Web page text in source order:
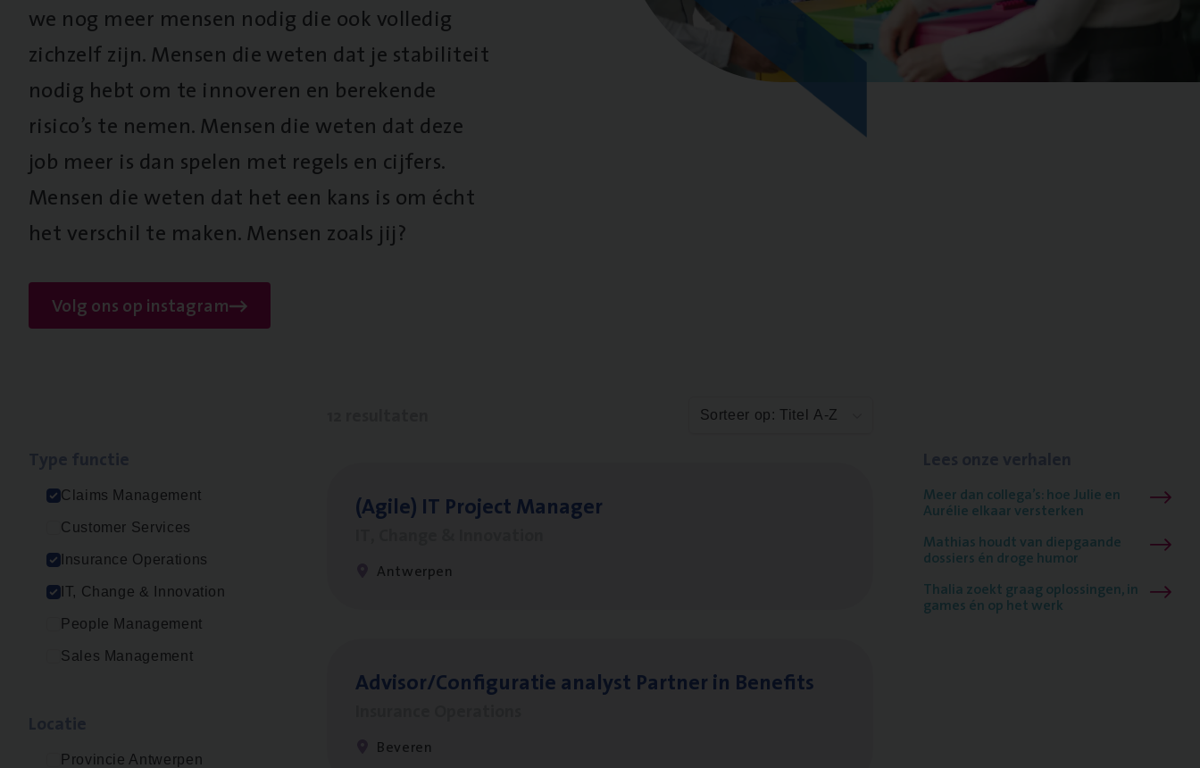
we nog meer mensen nodig die ook volledig
zichzelf zijn. Mensen die weten dat je stabiliteit
nodig hebt om te innoveren en berekende
risico’s te nemen. Mensen die weten dat deze
job meer is dan spelen met regels en cijfers.
Mensen die weten dat het een kans is om écht
het verschil te maken. Mensen zoals jij?
Volg ons op instagram
Claims Management
Customer Services
Insurance Operations
IT, Change & Innovation
People Management
Sales Management
Provincie Antwerpen
Sorteer op: Titel A-Z
(Agi­le) IT Pro­ject Manager
Antwerpen
Advisor/​Configuratie ana­lyst Part­ner in Benefits
Beveren
Meer dan collega’s: hoe Julie en
Aurélie elkaar versterken
Mathias houdt van diepgaande
dossiers én droge humor
Thalia zoekt graag oplossingen, in
games én op het werk